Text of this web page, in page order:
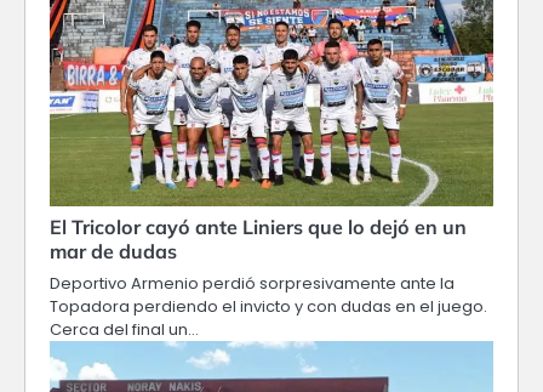
El Tricolor cayó ante Liniers que lo dejó en un
mar de dudas
Deportivo Armenio perdió sorpresivamente ante la
Topadora perdiendo el invicto y con dudas en el juego.
Cerca del final un…